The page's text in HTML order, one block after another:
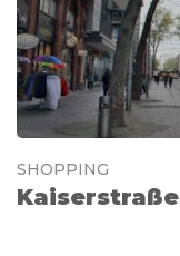
SHOPPING
Kaiserstraße